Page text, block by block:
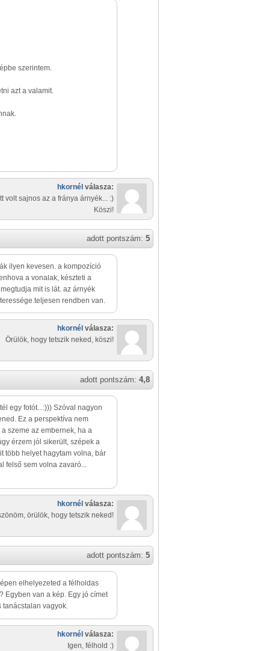
szerintem.
azt a valamit.
hkornél válasza:
volt sajnos az a fránya árnyék... :)
Köszi!
adott pontszám: 5
ilyen kevesen. a kompozíció
a vonalak, készteti a
mit is lát. az árnyék
rendben van.
hkornél válasza:
Örülök, hogy tetszik neked, köszi!
adott pontszám: 4,8
egy fotót...:))) Szóval nagyon
Ez a perspektíva nem
szeme az embernek, ha a
érzem jól sikerült, szépek a
több helyet hagytam volna, bár
felső sem volna zavaró...
hkornél válasza:
örülök, hogy tetszik neked!
adott pontszám: 5
elhelyezeted a félholdas
Egyben van a kép. Egy jó címet
tanácstalan vagyok.
hkornél válasza:
Igen, félhold :)